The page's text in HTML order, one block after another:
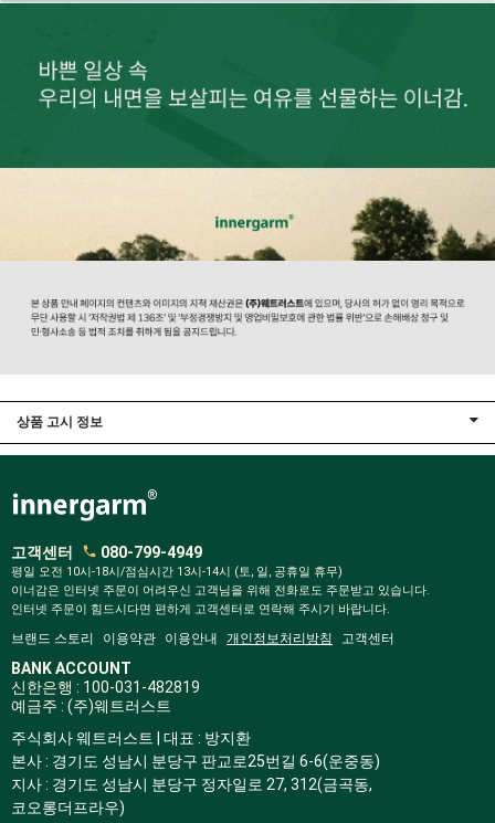
상품 고시 정보
고객센터 080-799-4949
평일 오전 10시-18시/점심시간 13시-14시 (토, 일, 공휴일 휴무)
이너감은 인터넷 주문이 어려우신 고객님을 위해 전화로도 주문받고 있습니다.
인터넷 주문이 힘드시다면 편하게 고객센터로 연락해 주시기 바랍니다.
브랜드 스토리 이용약관 이용안내 개인정보처리방침 고객센터
BANK ACCOUNT
신한은행 : 100-031-482819
예금주 : (주)웨트러스트
주식회사 웨트러스트 | 대표 : 방지환
본사 : 경기도 성남시 분당구 판교로25번길 6-6(운중동)
지사 : 경기도 성남시 분당구 정자일로 27, 312(금곡동,
코오롱더프라우)